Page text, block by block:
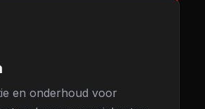
en onderhoud voor